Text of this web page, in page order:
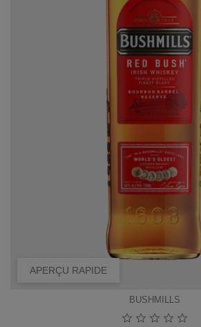
APERÇU RAPIDE
BUSHMILLS